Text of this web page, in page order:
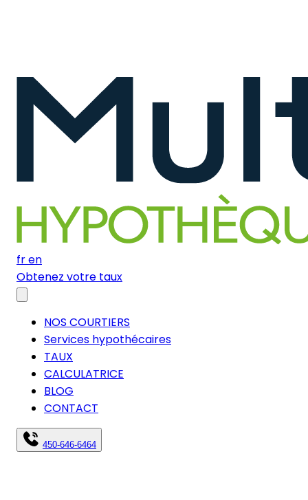
fren
Obtenez votre taux
NOS COURTIERS
Services hypothécaires
TAUX
CALCULATRICE
BLOG
CONTACT
450-646-6464